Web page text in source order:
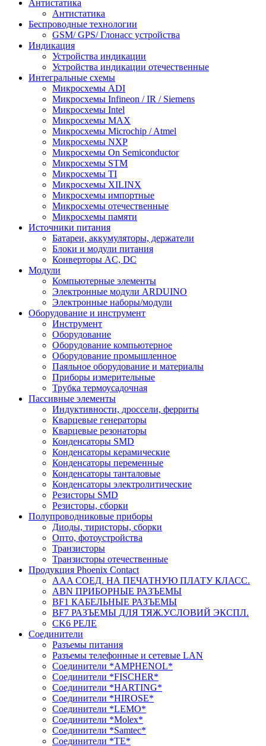
Антистатика
Антистатика
Беспроводные технологии
GSM/ GPS/ Глонасс устройства
Индикация
Устройства индикации
Устройства индикации отечественные
Интегральные схемы
Микросхемы ADI
Микросхемы Infineon / IR / Siemens
Микросхемы Intel
Микросхемы MAX
Микросхемы Microchip / Atmel
Микросхемы NXP
Микросхемы On Semiconductor
Микросхемы STM
Микросхемы TI
Микросхемы XILINX
Микросхемы импортные
Микросхемы отечественные
Микросхемы памяти
Источники питания
Батареи, аккумуляторы, держатели
Блоки и модули питания
Конверторы AC, DC
Модули
Компьютерные элементы
Электронные модули ARDUINO
Электронные наборы/модули
Оборудование и инструмент
Инструмент
Оборудование
Оборудование компьютерное
Оборудование промышленное
Паяльное оборудование и материалы
Приборы измерительные
Трубка термоусадочная
Пассивные элементы
Индуктивности, дроссели, ферриты
Кварцевые генераторы
Кварцевые резонаторы
Конденсаторы SMD
Конденсаторы керамические
Конденсаторы переменные
Конденсаторы танталовые
Конденсаторы электролитические
Резисторы SMD
Резисторы, сборки
Полупроводниковые приборы
Диоды, тиристоры, сборки
Опто, фотоустройства
Транзисторы
Транзисторы отечественные
Продукция Phoenix Contact
AAA СОЕД. НА ПЕЧАТНУЮ ПЛАТУ КЛАСС.
ABN ПРИБОРНЫЕ РАЗЪЕМЫ
BF1 КАБЕЛЬНЫЕ РАЗЪЕМЫ
BF7 РАЗЪЕМЫ ДЛЯ ТЯЖ.УСЛОВИЙ ЭКСПЛ.
CK6 РЕЛЕ
Соединители
Разъемы питания
Разъемы телефонные и сетевые LAN
Соединители *AMPHENOL*
Соединители *FISCHER*
Соединители *HARTING*
Соединители *HIROSE*
Соединители *LEMO*
Соединители *Molex*
Соединители *Samtec*
Соединители *TE*